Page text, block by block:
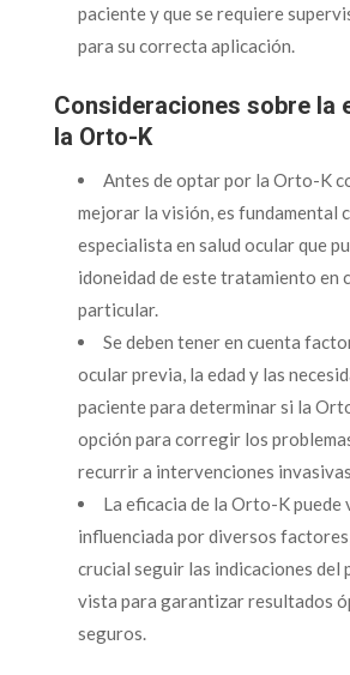
paciente y que se requiere
para su correcta aplicación.
Consideraciones sobre la
la Orto-K
Antes de optar por la Orto-K
mejorar la visión, es fundamental
especialista en salud ocular que
idoneidad de este tratamiento en
particular.
Se deben tener en cuenta
ocular previa, la edad y las
paciente para determinar si la
opción para corregir los
recurrir a intervenciones
La eficacia de la Orto-K puede
influenciada por diversos
crucial seguir las indicaciones del
vista para garantizar resultados
seguros.